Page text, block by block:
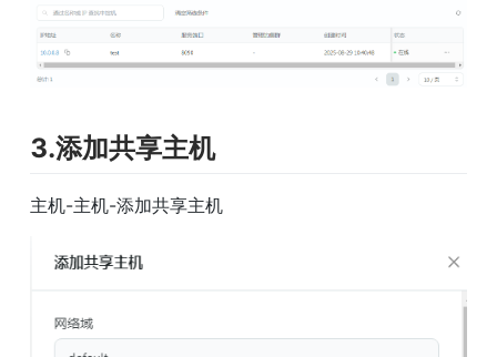
3.添加共享主机
主机-主机-添加共享主机